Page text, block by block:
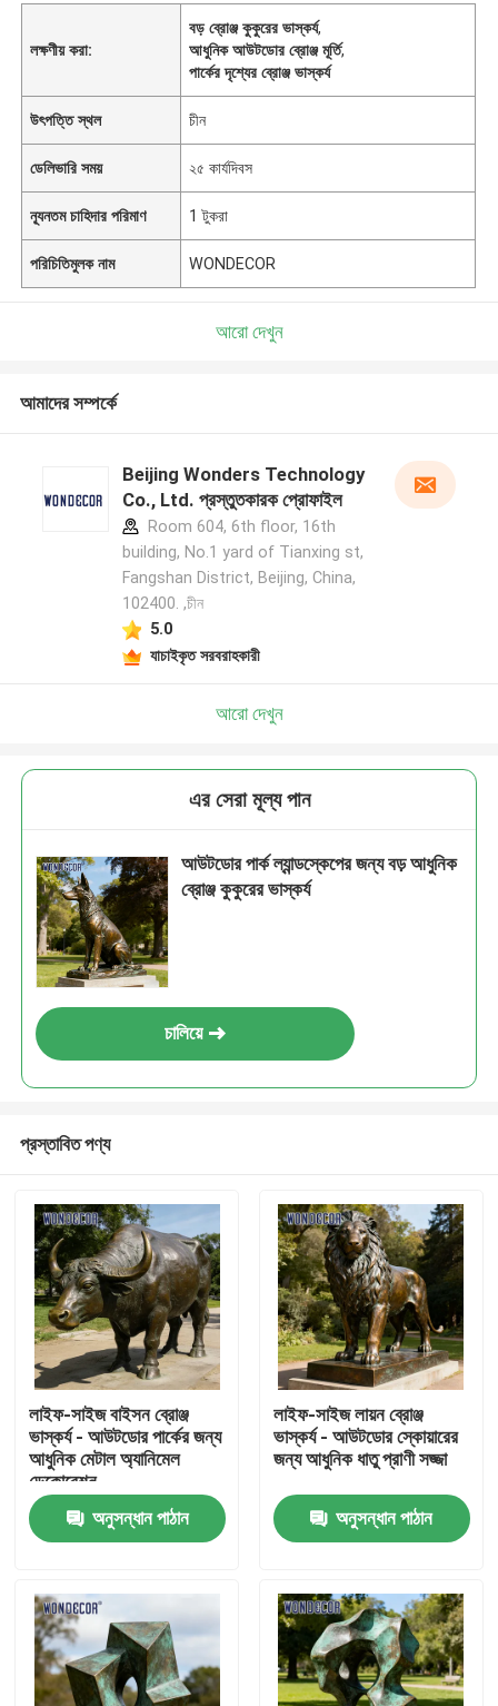
পণ্য
আমাদের সম্পর্কে
লক্ষণীয় করা:
বড় ব্রোঞ্জ কুকুরের ভাস্কর্য,
আধুনিক আউটডোর ব্রোঞ্জ মূর্তি,
পার্কের দৃশ্যের ব্রোঞ্জ ভাস্কর্য
উৎপত্তি স্থল চীন
ডেলিভারি সময় ২৫ কার্যদিবস
ন্যূনতম চাহিদার পরিমাণ 1 টুকরা
পরিচিতিমুলক নাম WONDECOR
আরো দেখুন
আমাদের সম্পর্কে
Beijing Wonders Technology
Co., Ltd. প্রস্তুতকারক প্রোফাইল
Room 604, 6th floor, 16th
building, No.1 yard of Tianxing st,
Fangshan District, Beijing, China,
102400. ,চীন
5.0
যাচাইকৃত সরবরাহকারী
আরো দেখুন
এর সেরা মূল্য পান
আউটডোর পার্ক ল্যান্ডস্কেপের জন্য বড় আধুনিক
ব্রোঞ্জ কুকুরের ভাস্কর্য
চালিয়ে
প্রস্তাবিত পণ্য
লাইফ-সাইজ বাইসন ব্রোঞ্জ
ভাস্কর্য - আউটডোর পার্কের জন্য
আধুনিক মেটাল অ্যানিমেল
ডেকোরেশন
অনুসন্ধান পাঠান
লাইফ-সাইজ লায়ন ব্রোঞ্জ
ভাস্কর্য - আউটডোর স্কোয়ারের
জন্য আধুনিক ধাতু প্রাণী সজ্জা
অনুসন্ধান পাঠান